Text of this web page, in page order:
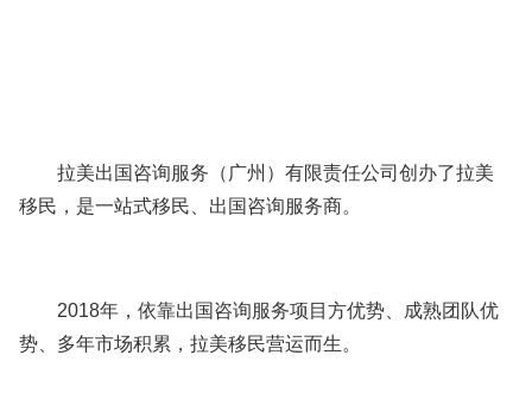
拉美出国咨询服务（广州）有限责任公司创办了拉美
移民，是一站式移民、出国咨询服务商。
2018年，依靠出国咨询服务项目方优势、成熟团队优
势、多年市场积累，拉美移民营运而生。